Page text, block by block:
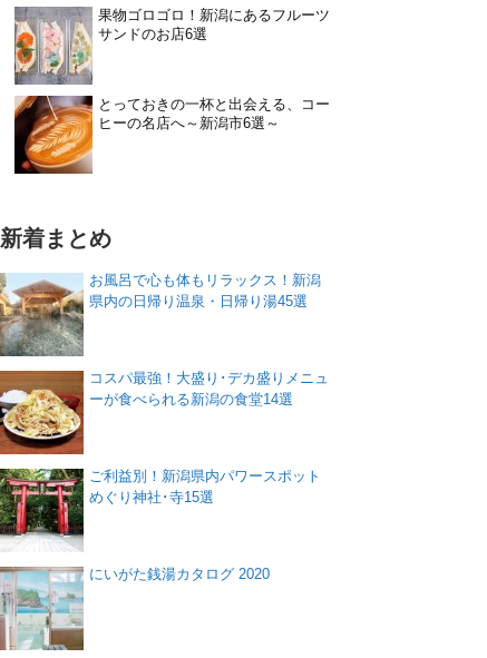
果物ゴロゴロ！新潟にあるフルーツ
サンドのお店6選
とっておきの一杯と出会える、コー
ヒーの名店へ～新潟市6選～
新着まとめ
お風呂で心も体もリラックス！新潟
県内の日帰り温泉・日帰り湯45選
コスパ最強！大盛り･デカ盛りメニュ
ーが食べられる新潟の食堂14選
ご利益別！新潟県内パワースポット
めぐり神社･寺15選
にいがた銭湯カタログ 2020